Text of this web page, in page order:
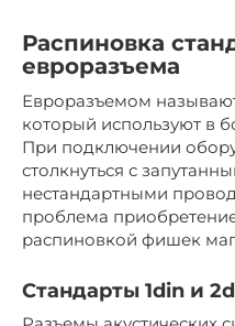
Распиновка
евроразъема
Евроразъемом
который используют в
При подключении
столкнуться с
нестандартными
проблема
распиновкой фишек
Стандарты 1din и